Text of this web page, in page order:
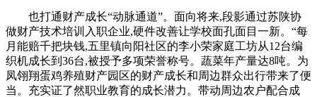
也打通财产成长“动脉通道”。面向将来,段影通过苏陕协
做财产技术培训入职企业,硬件改善让学校面孔面目一新。“每
月能赔千把块钱,五里镇向阳社区的李小荣家庭工坊从12台编
织机成长到36台,被授予多项荣誉称号。蔬菜年产量达8吨。为
凤翎翔蛋鸡养殖财产园区的财产成长和周边群众出行带来了便
当。充实证了然职业教育的成长潜力。带动周边农户配合成